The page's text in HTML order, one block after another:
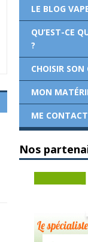
LE BLOG
QU’EST-CE
?
CHOISIR
MON
ME
Nos